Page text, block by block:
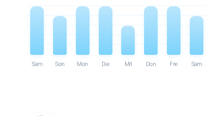
Sam Son Mon Die Mit Don Fre Sam